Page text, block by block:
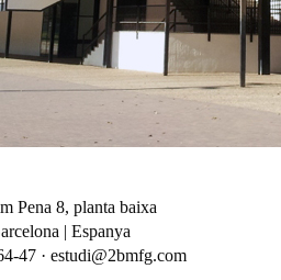
Pena 8, planta baixa
| Espanya
47 · estudi@2bmfg.com